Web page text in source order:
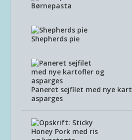
Børnepasta
Shepherds pie
Paneret sejfilet med nye
asparges